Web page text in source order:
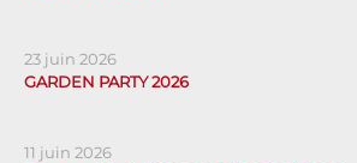
23 juin 2026
GARDEN PARTY 2026
11 juin 2026